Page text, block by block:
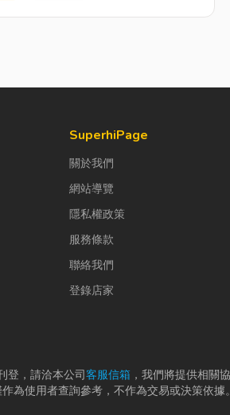
SuperhiPage
關於我們
網站導覽
隱私權政策
服務條款
聯絡我們
登錄店家
登，請洽本公司客服信箱 ，我們將提供相關
為使用者查詢參考，不作為交易或決策依據。